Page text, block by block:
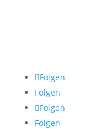
Folgen
Folgen
Folgen
Folgen